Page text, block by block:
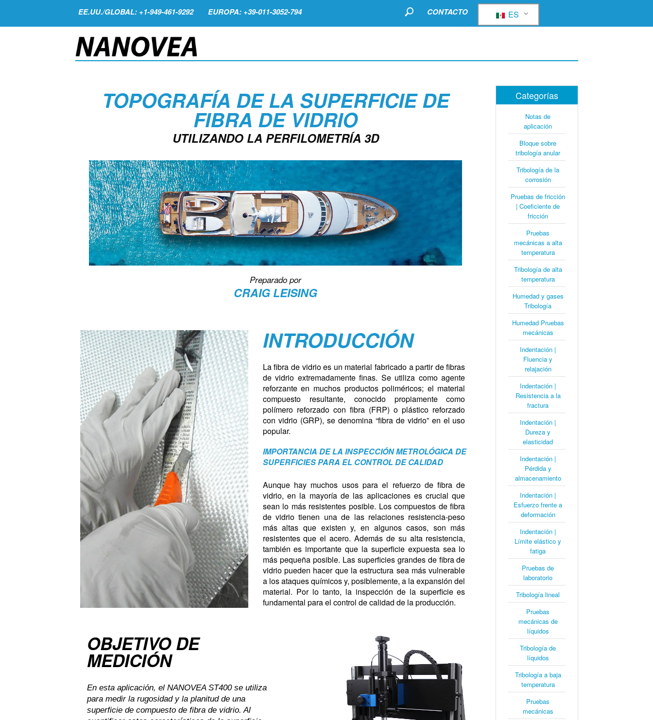
EE.UU./GLOBAL: +1-949-461-9292 EUROPA: +39-011-3052-794 ES
CONTACTO
TOPOGRAFÍA DE LA SUPERFICIE DE
FIBRA DE VIDRIO
UTILIZANDO LA PERFILOMETRÍA 3D
Preparado por
CRAIG LEISING
INTRODUCCIÓN
La fibra de vidrio es un material fabricado a partir de fibras
de vidrio extremadamente finas. Se utiliza como agente
reforzante en muchos productos poliméricos; el material
compuesto resultante, conocido propiamente como
polímero reforzado con fibra (FRP) o plástico reforzado
con vidrio (GRP), se denomina “fibra de vidrio” en el uso
popular.
IMPORTANCIA DE LA INSPECCIÓN METROLÓGICA DE
SUPERFICIES PARA EL CONTROL DE CALIDAD
Aunque hay muchos usos para el refuerzo de fibra de
vidrio, en la mayoría de las aplicaciones es crucial que
sean lo más resistentes posible. Los compuestos de fibra
de vidrio tienen una de las relaciones resistencia-peso
más altas que existen y, en algunos casos, son más
resistentes que el acero. Además de su alta resistencia,
también es importante que la superficie expuesta sea lo
más pequeña posible. Las superficies grandes de fibra de
vidrio pueden hacer que la estructura sea más vulnerable
a los ataques químicos y, posiblemente, a la expansión del
material. Por lo tanto, la inspección de la superficie es
fundamental para el control de calidad de la producción.
OBJETIVO DE
MEDICIÓN
En esta aplicación, el NANOVEA ST400 se utiliza
para medir la rugosidad y la planitud de una
superficie de compuesto de fibra de vidrio. Al
Categorías
Notas de
aplicación
Bloque sobre
tribología anular
Tribología de la
corrosión
Pruebas de fricción
| Coeficiente de
fricción
Pruebas
mecánicas a alta
temperatura
Tribología de alta
temperatura
Humedad y gases
Tribología
Humedad Pruebas
mecánicas
Indentación |
Fluencia y
relajación
Indentación |
Resistencia a la
fractura
Indentación |
Dureza y
elasticidad
Indentación |
Pérdida y
almacenamiento
Indentación |
Esfuerzo frente a
deformación
Indentación |
Límite elástico y
fatiga
Pruebas de
laboratorio
Tribología lineal
Pruebas
mecánicas de
líquidos
Tribología de
líquidos
Tribología a baja
temperatura
Pruebas
mecánicas